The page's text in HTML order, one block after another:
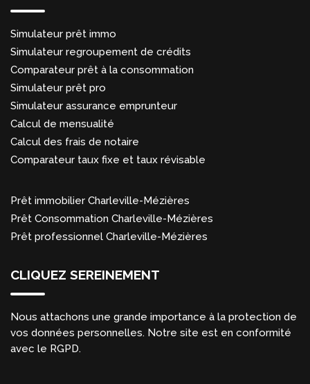
Simulateur prêt immo
Simulateur regroupement de crédits
Comparateur prêt à la consommation
Simulateur prêt pro
Simulateur assurance emprunteur
Calcul de mensualité
Calcul des frais de notaire
Comparateur taux fixe et taux révisable
Prêt immobilier Charleville-Mézières
Prêt Consommation Charleville-Mézières
Prêt professionnel Charleville-Mézières
CLIQUEZ SEREINEMENT
Nous attachons une grande importance à la protection de
vos données personnelles. Notre site est en conformité
avec le RGPD.